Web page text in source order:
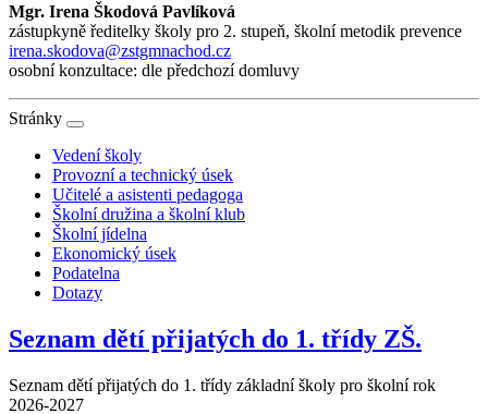
Mgr. Irena Škodová Pavlíková
zástupkyně ředitelky školy pro 2. stupeň, školní metodik prevence
irena.skodova@zstgmnachod.cz
osobní konzultace: dle předchozí domluvy
Stránky
Vedení školy
Provozní a technický úsek
Učitelé a asistenti pedagoga
Školní družina a školní klub
Školní jídelna
Ekonomický úsek
Podatelna
Dotazy
Seznam dětí přijatých do 1. třídy ZŠ.
Seznam dětí přijatých do 1. třídy základní školy pro školní rok
2026-2027